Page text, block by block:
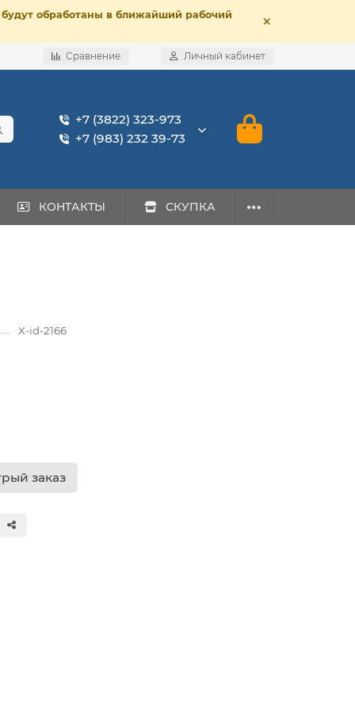
обработаны в ближайший рабочий
Сравнение Личный кабинет
+7 (3822) 323-973
+7 (983) 232 39-73
КОНТАКТЫ СКУПКА
X-id-2166
заказ